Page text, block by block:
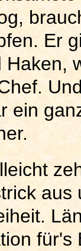
Er
ein
aus
für's